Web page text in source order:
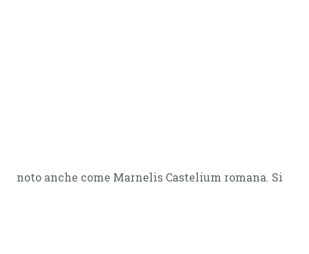
noto anche come Marnelis Castelium romana. Si